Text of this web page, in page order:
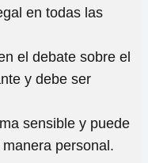
en todas las
el debate sobre el
y debe ser
sensible y puede
personal.